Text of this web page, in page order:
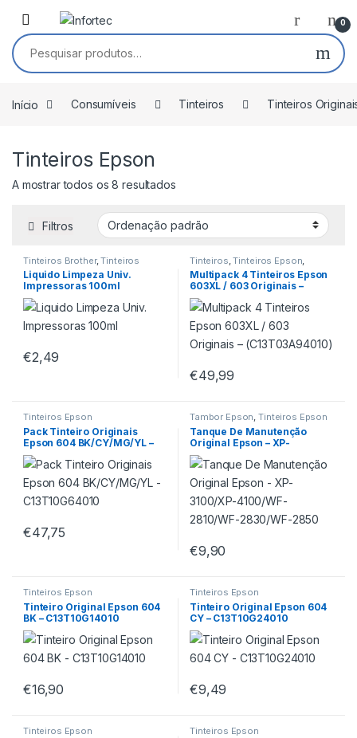
Saltar para navegação
Pular para o conteúdo
0
Pesquisar por:
Início Consumíveis Tinteiros Tinteiros
Tinteiros Epson
A mostrar todos os 8 resultados
Filtros
Tinteiros Brother,Tinteiros
Canon Tinteiros comp. Brother
Tinteiros comp. Canon,
Tinteiros comp. Epson
comp. HP
Tinteiros HP
Liquido Limpeza Univ.
Impressoras 100ml
€2,49
Tinteiros ,Tinteiros Epson
Tinteiros Originais
Multipack 4 Tinteiros Epson
603XL / 603 Originais –
(C13T03A94010)
€49,99
Tinteiros Epson
Pack Tinteiro Originais
Epson 604 BK/CY/MG/YL –
C13T10G64010
€47,75
Tambor Epson,Tinteiros Epson
Tanque De Manutenção
Original Epson – XP-
3100/XP-4100/WF-2810/WF-
2830/WF-2850
€9,90
Tinteiros Epson
Tinteiro Original Epson 604
BK – C13T10G14010
€16,90
Tinteiros Epson
Tinteiro Original Epson 604
CY – C13T10G24010
€9,49
Tinteiros Epson Tinteiros Epson